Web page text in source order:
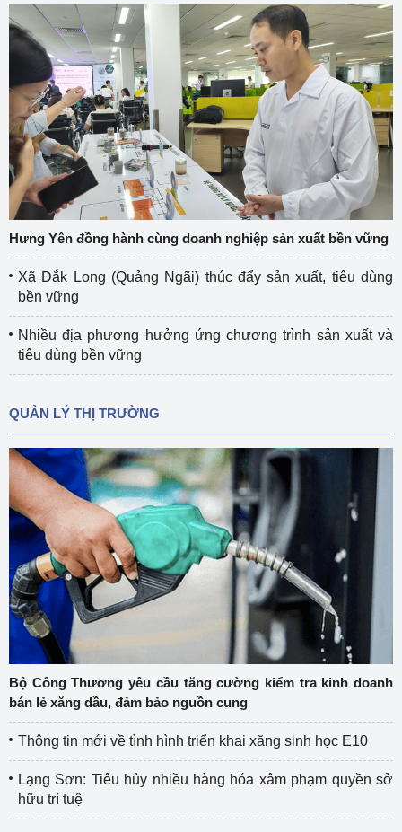
Hưng Yên đồng hành cùng doanh nghiệp sản xuất bền vững
Xã Đắk Long (Quảng Ngãi) thúc đẩy sản xuất, tiêu dùng
bền vững
Nhiều địa phương hưởng ứng chương trình sản xuất và
tiêu dùng bền vững
QUẢN LÝ THỊ TRƯỜNG
Bộ Công Thương yêu cầu tăng cường kiểm tra kinh doanh
bán lẻ xăng dầu, đảm bảo nguồn cung
Thông tin mới về tình hình triển khai xăng sinh học E10
Lạng Sơn: Tiêu hủy nhiều hàng hóa xâm phạm quyền sở
hữu trí tuệ